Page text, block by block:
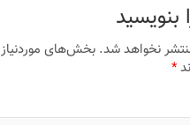
بنویسید
نخواهد شد. بخش‌های موردنیاز
*